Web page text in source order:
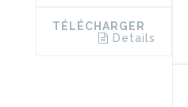
TÉLÉCHARGER
Details